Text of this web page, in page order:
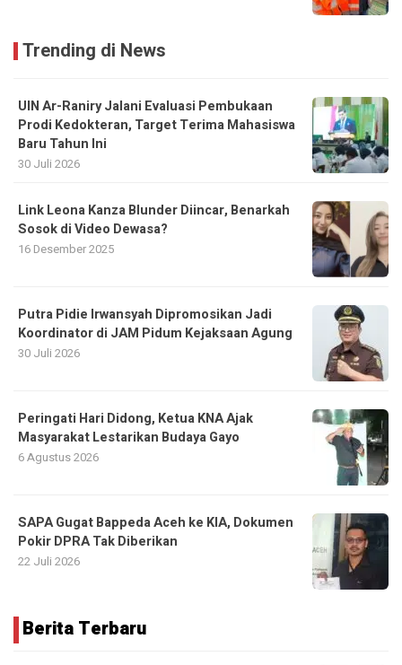
Trending di News
UIN Ar-Raniry Jalani Evaluasi Pembukaan
Prodi Kedokteran, Target Terima Mahasiswa
Baru Tahun Ini
30 Juli 2026
Link Leona Kanza Blunder Diincar, Benarkah
Sosok di Video Dewasa?
16 Desember 2025
Putra Pidie Irwansyah Dipromosikan Jadi
Koordinator di JAM Pidum Kejaksaan Agung
30 Juli 2026
Peringati Hari Didong, Ketua KNA Ajak
Masyarakat Lestarikan Budaya Gayo
6 Agustus 2026
SAPA Gugat Bappeda Aceh ke KIA, Dokumen
Pokir DPRA Tak Diberikan
22 Juli 2026
Berita Terbaru